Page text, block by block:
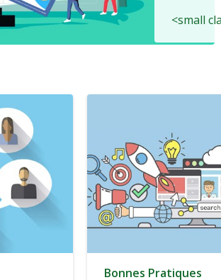
<small
Bonnes Pratiques